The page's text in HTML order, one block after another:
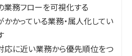
業務フローを可視化する
かっている業務・属人化してい
応に近い業務から優先順位をつ